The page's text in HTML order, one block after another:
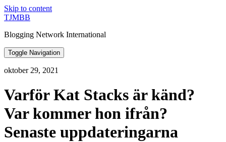
Skip to content
TJMBB
Blogging Network International
Toggle Navigation
oktober 29, 2021
Varför Kat Stacks är känd?
Var kommer hon ifrån?
Senaste uppdateringarna